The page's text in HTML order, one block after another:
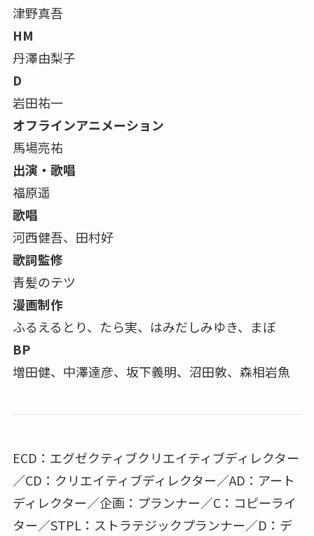
津野真吾
HM
丹澤由梨子
D
岩田祐一
オフラインアニメーション
馬場亮祐
出演・歌唱
福原遥
歌唱
河西健吾、田村好
歌詞監修
青髪のテツ
漫画制作
ふるえるとり、たら実、はみだしみゆき、まぼ
BP
増田健、中澤達彦、坂下義明、沼田敦、森相岩魚
ECD：エグゼクティブクリエイティブディレクター
／CD：クリエイティブディレクター／AD：アート
ディレクター／企画：プランナー／C：コピーライ
ター／STPL：ストラテジックプランナー／D：デ